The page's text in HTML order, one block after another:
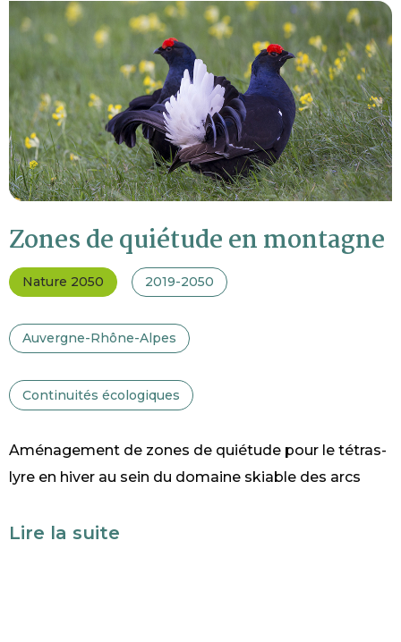
Zones de quiétude en montagne
Nature 2050 2019-2050
Auvergne-Rhône-Alpes
Continuités écologiques
Aménagement de zones de quiétude pour le tétras-
lyre en hiver au sein du domaine skiable des arcs
Lire la suite